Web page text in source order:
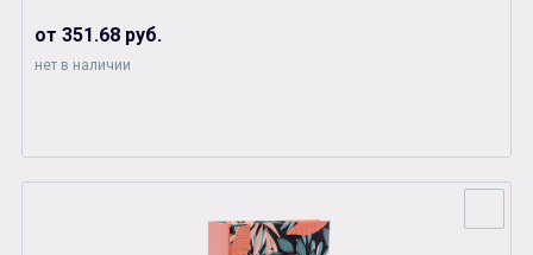
от 351.68 руб.
нет в наличии